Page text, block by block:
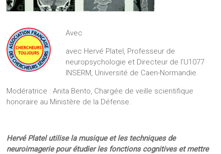
Avec
avec Hervé Platel, Professeur de
neuropsychologie et Directeur de l’U1077
INSERM, Université de Caen-Normandie.
Modératrice : Anita Bento, Chargée de veille scientifique
honoraire au Ministère de la Défense.
Hervé Platel utilise la musique et les techniques de
neuroimagerie pour étudier les fonctions cognitives et mettre